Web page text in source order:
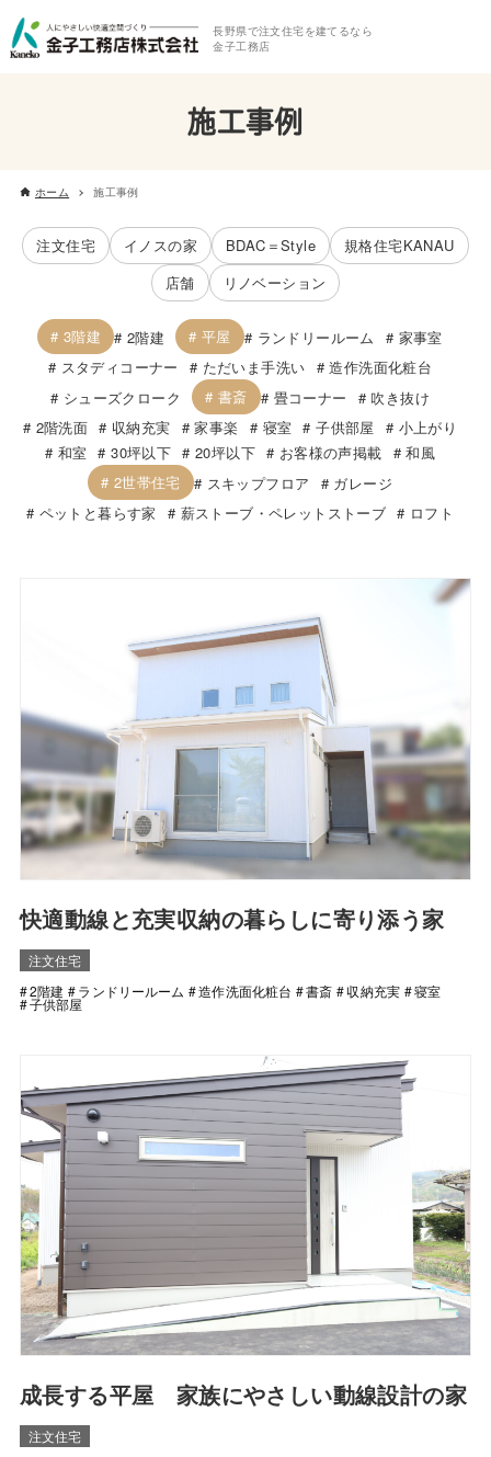
長野県で注文住宅を建てるなら
金子工務店
施工事例
ホーム 施工事例
注文住宅 イノスの家 BDAC＝Style
規格住宅KANAU
店舗
リノベーション
3階建 2階建 平屋 ランドリールーム
家事室
スタディコーナー
ただいま手洗い
造作洗面化粧台
シューズクローク
書斎 畳コーナー
吹き抜け
2階洗面
収納充実 家事楽 寝室 子供部屋
小上がり
和室
30坪以下 20坪以下 お客様の声掲載
和風
2世帯住宅
スキップフロア
ガレージ
ペットと暮らす家
薪ストーブ・ペレットストーブ ロフト
快適動線と充実収納の暮らしに寄り添う家
注文住宅
2階建
ランドリールーム 造作洗面化粧台 書斎 収納充実 寝室
子供部屋
成長する平屋 家族にやさしい動線設計の家
注文住宅